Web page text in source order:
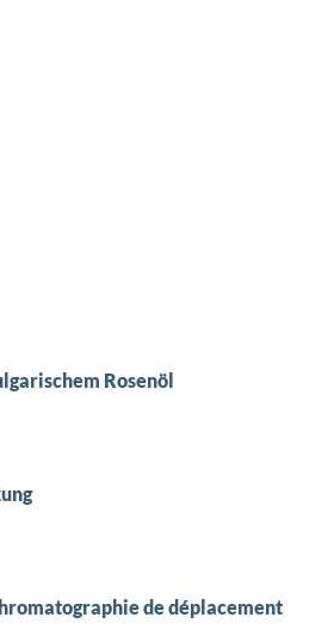
Rosenöl
de déplacement